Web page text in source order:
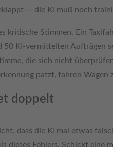
— die KI muß noch
kritische Stimmen. Ein
KI-vermittelten Aufträgen
die sich nicht
patzt, fahren Wagen
doppelt
dass die KI mal etwas
dieses Fehlers. Schickt eine